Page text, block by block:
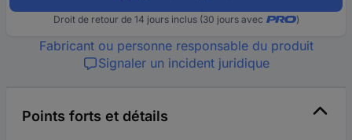
Droit de retour de 14 jours inclus (30 jours avec )
Fabricant ou personne responsable du produit
Signaler un incident juridique
Points forts et détails